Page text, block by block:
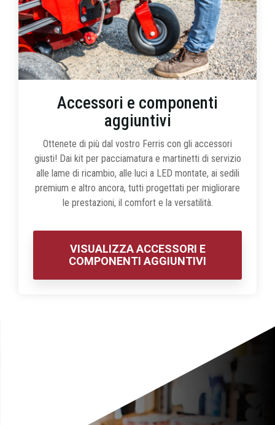
Accessori e componenti
aggiuntivi
Ottenete di più dal vostro Ferris con gli accessori
giusti! Dai kit per pacciamatura e martinetti di servizio
alle lame di ricambio, alle luci a LED montate, ai sedili
premium e altro ancora, tutti progettati per migliorare
le prestazioni, il comfort e la versatilità.
VISUALIZZA ACCESSORI E
COMPONENTI AGGIUNTIVI